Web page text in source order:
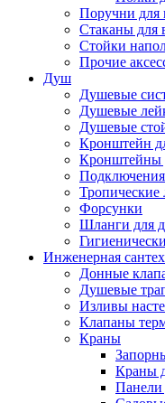
Поручни для
Стаканы для
Стойки
Прочие
Душ
Душевые
Душевые
Душевые
Кронштейн
Кронштейны
Тропические
Форсунки
Шланги для
Инженерная
Донные
Душевые
Изливы
Клапаны
Краны
Краны
Панели